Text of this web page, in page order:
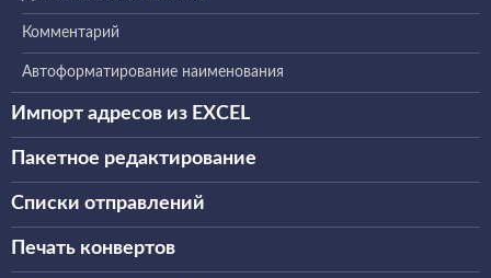
Комментарий
Автоформатирование наименования
Импорт адресов из EXCEL
Пакетное редактирование
Списки отправлений
Печать конвертов